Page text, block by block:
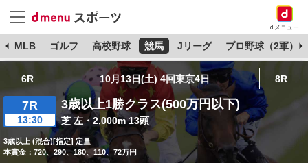
dメニュー
MLB ゴルフ 高校野球 競馬 Jリーグ プロ野球（2軍）
6R 10月13日(土) 4回東京4日 8R
7R
13:30
3歳以上1勝クラス(500万円以下)
芝 左・2,000m 13頭
3歳以上 (混合)[指定] 定量
本賞金：720、290、180、110、72万円